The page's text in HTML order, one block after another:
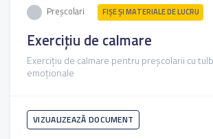
Preșcolari FIŞE ŞI MATERIALE DE LUCRU
Exercițiu de calmare
Exercițiu de calmare pentru preșcolarii cu
emoționale
VIZUALIZEAZĂ DOCUMENT